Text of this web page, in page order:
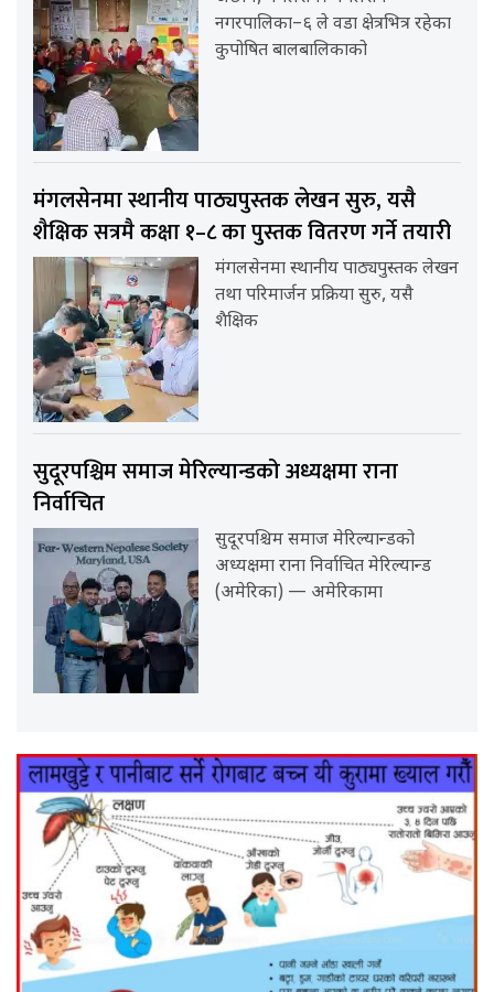
नगरपालिका–६ ले वडा क्षेत्रभित्र रहेका
कुपोषित बालबालिकाको
मंगलसेनमा स्थानीय पाठ्यपुस्तक लेखन सुरु, यसै
शैक्षिक सत्रमै कक्षा १–८ का पुस्तक वितरण गर्ने तयारी
मंगलसेनमा स्थानीय पाठ्यपुस्तक लेखन
तथा परिमार्जन प्रक्रिया सुरु, यसै
शैक्षिक
सुदूरपश्चिम समाज मेरिल्यान्डको अध्यक्षमा राना
निर्वाचित
सुदूरपश्चिम समाज मेरिल्यान्डको
अध्यक्षमा राना निर्वाचित मेरिल्यान्ड
(अमेरिका) — अमेरिकामा